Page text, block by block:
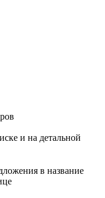
и на детальной
в название